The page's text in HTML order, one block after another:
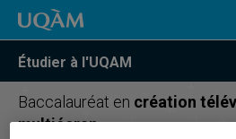
Étudier à l'UQAM
Baccalauréat en création
multiécran